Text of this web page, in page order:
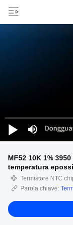
MF52 10K 1%
temperatura
Termistore NTC
Parola chiave: